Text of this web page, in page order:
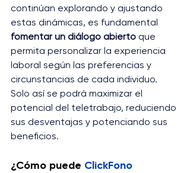
continúan explorando y ajustando
estas dinámicas, es fundamental
fomentar un diálogo abierto que
permita personalizar la experiencia
laboral según las preferencias y
circunstancias de cada individuo.
Solo así se podrá maximizar el
potencial del teletrabajo, reduciendo
sus desventajas y potenciando sus
beneficios.
¿Cómo puede ClickFono